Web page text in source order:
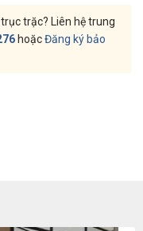
trặc? Liên hệ trung
hoặcĐăng ký bảo